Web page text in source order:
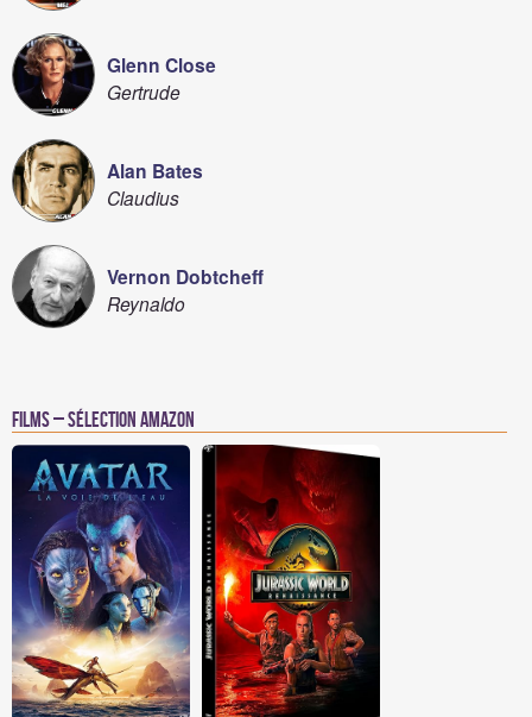
Glenn Close
Gertrude
Alan Bates
Claudius
Vernon Dobtcheff
Reynaldo
Films – Sélection Amazon